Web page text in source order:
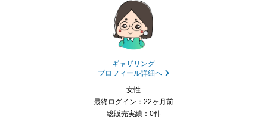
ギャザリング
プロフィール詳細へ
女性
最終ログイン：22ヶ月前
総販売実績：0件